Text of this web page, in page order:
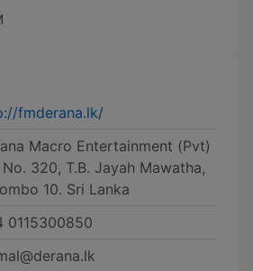
fmderana.lk/
Macro Entertainment (Pvt)
320, T.B. Jayah Mawatha,
10. Sri Lanka
0115300850